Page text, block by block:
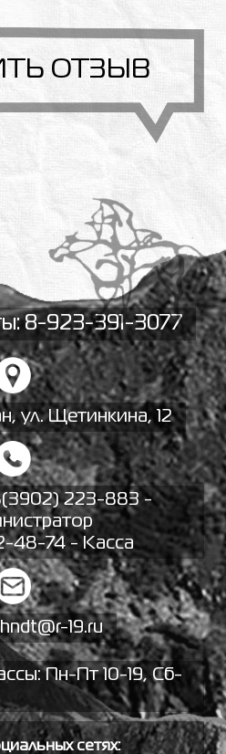
ОТЗЫВ
8-923-391-3077
ул. Щетинкина, 12
223-883 -
48-74 - Касса
hndt@r-19.ru
Пн-Пт 10-19, Сб-
сетях: